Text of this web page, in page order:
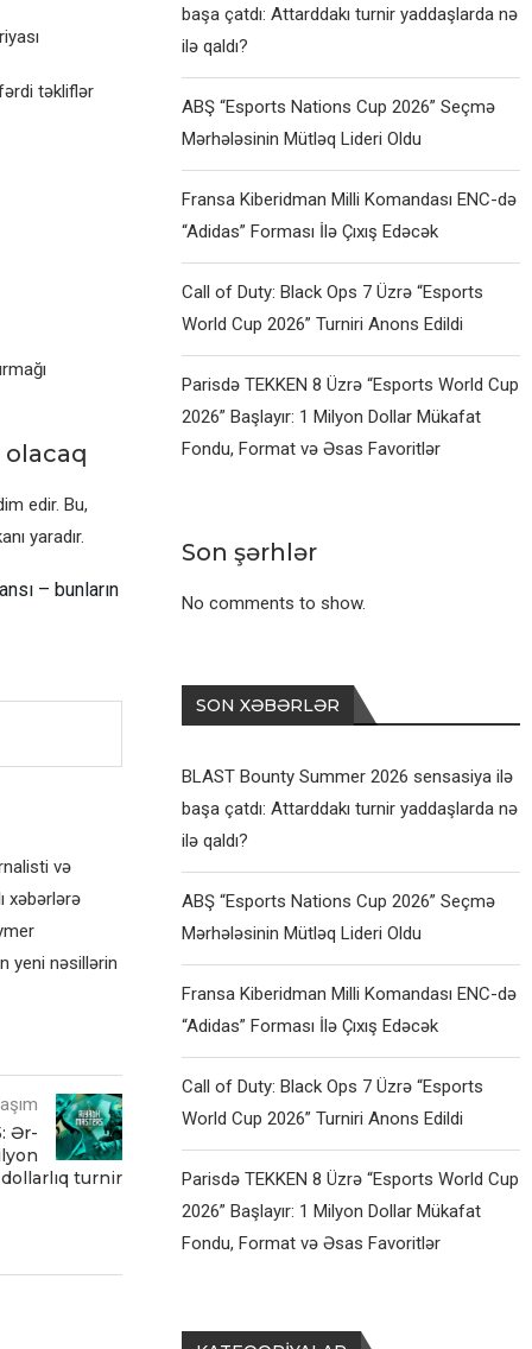
təkliflər
edir. Bu,
yaradır.
– bunların
və
xəbərlərə
yeni nəsillərin
Ər-
dollarlıq turnir
başa çatdı: Attarddakı turnir yaddaşlarda nə
ilə qaldı?
ABŞ “Esports Nations Cup 2026” Seçmə
Mərhələsinin Mütləq Lideri Oldu
Fransa Kiberidman Milli Komandası ENC-də
“Adidas” Forması İlə Çıxış Edəcək
Call of Duty: Black Ops 7 Üzrə “Esports
World Cup 2026” Turniri Anons Edildi
Parisdə TEKKEN 8 Üzrə “Esports World Cup
2026” Başlayır: 1 Milyon Dollar Mükafat
Fondu, Format və Əsas Favoritlər
Son şərhlər
No comments to show.
SON XƏBƏRLƏR
BLAST Bounty Summer 2026 sensasiya ilə
başa çatdı: Attarddakı turnir yaddaşlarda nə
ilə qaldı?
ABŞ “Esports Nations Cup 2026” Seçmə
Mərhələsinin Mütləq Lideri Oldu
Fransa Kiberidman Milli Komandası ENC-də
“Adidas” Forması İlə Çıxış Edəcək
Call of Duty: Black Ops 7 Üzrə “Esports
World Cup 2026” Turniri Anons Edildi
Parisdə TEKKEN 8 Üzrə “Esports World Cup
2026” Başlayır: 1 Milyon Dollar Mükafat
Fondu, Format və Əsas Favoritlər